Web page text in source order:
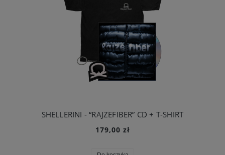
SHELLERINI - “RAJZEFIBER” CD + T-SHIRT
179,00 zł